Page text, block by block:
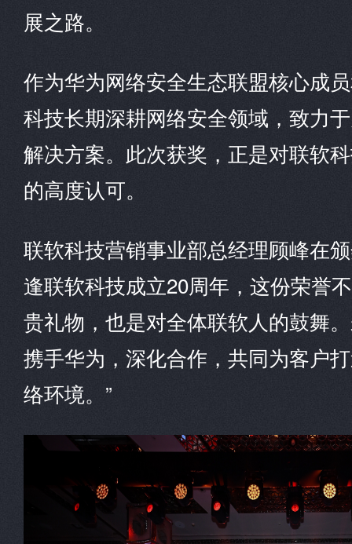
展之路。
作为华为网络安全生态联盟核心成
科技长期深耕网络安全领域，致力
解决方案。此次获奖，正是对联软
的高度认可。
联软科技营销事业部总经理顾峰在
逢联软科技成立20周年，这份荣誉
贵礼物，也是对全体联软人的鼓舞
携手华为，深化合作，共同为客户
络环境。”